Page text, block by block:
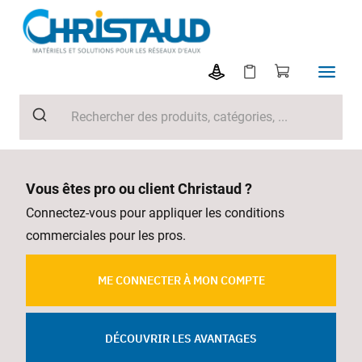
Vous êtes pro ou client Christaud ?
Connectez-vous pour appliquer les conditions
commerciales pour les pros.
ME CONNECTER À MON COMPTE
DÉCOUVRIR LES AVANTAGES